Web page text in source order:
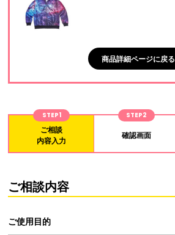
商品詳細ページに戻る
STEP1
ご相談
内容入力
STEP2
確認画面
ご相談内容
ご使用目的